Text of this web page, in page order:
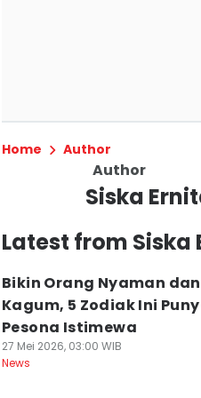
Home Author
Author
Siska
Latest from Siska
Bikin Orang Nyaman dan
Kagum, 5 Zodiak Ini
Pesona Istimewa
27 Mei 2026, 03:00 WIB
News